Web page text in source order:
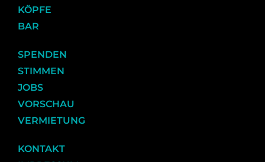
KÖPFE
BAR
SPENDEN
STIMMEN
JOBS
VORSCHAU
VERMIETUNG
KONTAKT